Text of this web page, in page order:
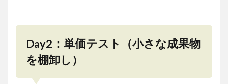
Day2：単価テスト（小さな成果物
を棚卸し）